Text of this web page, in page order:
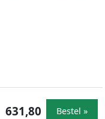
631,80 Bestel »